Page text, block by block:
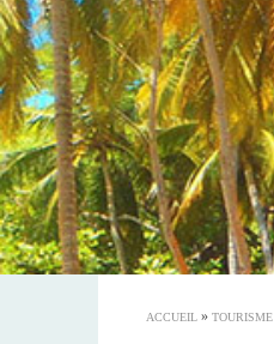
ACCUEIL » TOURISME